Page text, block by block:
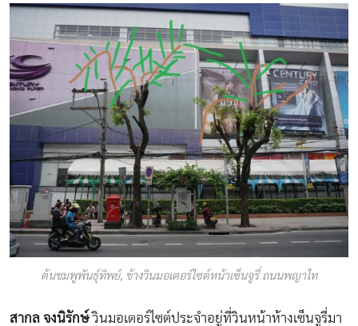
ต้นชมพูพันธุ์ทิพย์, ข้างวินมอเตอร์ไซต์หน้าเซ็นจูรี่ ถนนพญาไท
สากล จงนิรักษ์วินมอเตอร์ไซต์ประจำอยู่ที่วินหน้าห้างเซ็นจูรี่มา